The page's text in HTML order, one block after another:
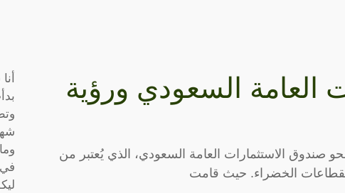
العامة السعودي ورؤية
صندوق الاستثمارات العامة السعودي، الذي يُعتبر من
الخضراء. حيث قامت